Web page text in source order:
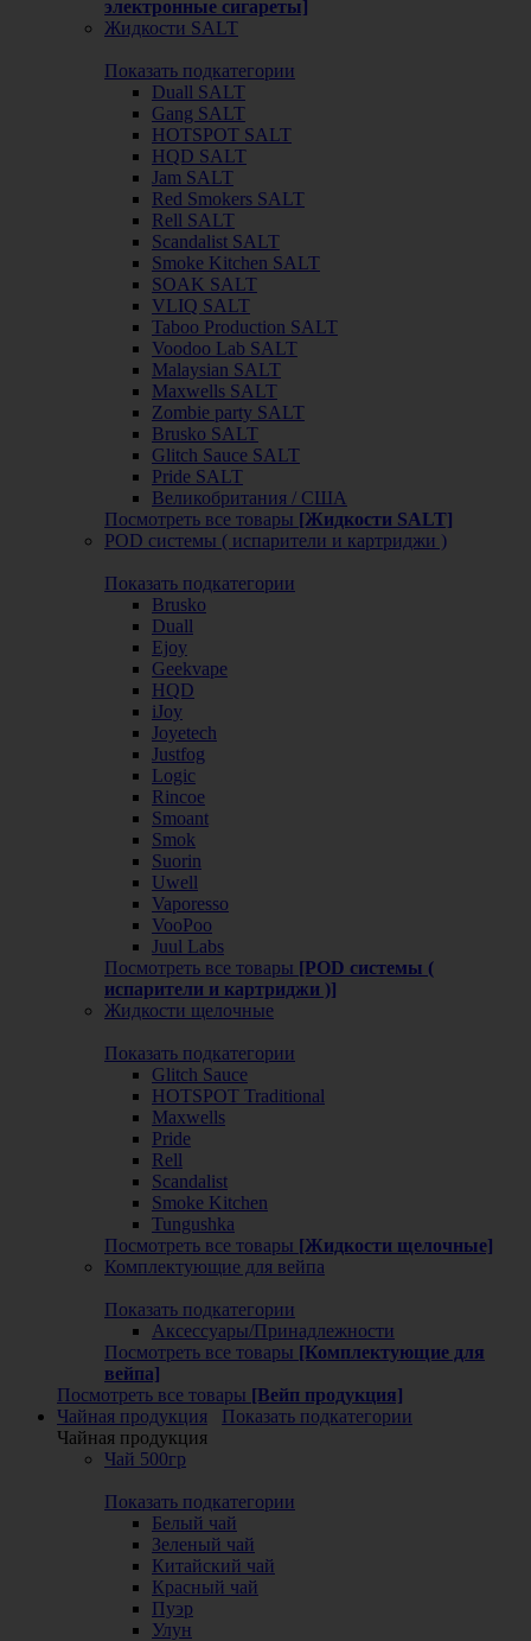
электронные сигареты]
Жидкости SALT
Показать подкатегории
Duall SALT
Gang SALT
HOTSPOT SALT
HQD SALT
Jam SALT
Red Smokers SALT
Rell SALT
Scandalist SALT
Smoke Kitchen SALT
SOAK SALT
VLIQ SALT
Taboo Production SALT
Voodoo Lab SALT
Malaysian SALT
Maxwells SALT
Zombie party SALT
Brusko SALT
Glitch Sauce SALT
Pride SALT
Великобритания / США
Посмотреть все товары [Жидкости SALT]
POD системы ( испарители и картриджи )
Показать подкатегории
Brusko
Duall
Ejoy
Geekvape
HQD
iJoy
Joyetech
Justfog
Logic
Rincoe
Smoant
Smok
Suorin
Uwell
Vaporesso
VooPoo
Juul Labs
Посмотреть все товары [POD системы (
испарители и картриджи )]
Жидкости щелочные
Показать подкатегории
Glitch Sauce
HOTSPOT Traditional
Maxwells
Pride
Rell
Scandalist
Smoke Kitchen
Tungushka
Посмотреть все товары [Жидкости щелочные]
Комплектующие для вейпа
Показать подкатегории
Аксессуары/Принадлежности
Посмотреть все товары [Комплектующие для
вейпа]
Посмотреть все товары [Вейп продукция]
Чайная продукция
Показать подкатегории
Чайная продукция
Чай 500гр
Показать подкатегории
Белый чай
Зеленый чай
Китайский чай
Красный чай
Пуэр
Улун